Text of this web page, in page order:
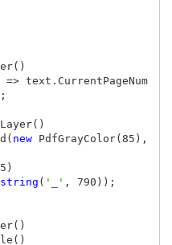
()
=> text . CurrentPageNum
()
( new PdfGrayColor( 85 ),
)
string ( '_' , 790 ));
()
()